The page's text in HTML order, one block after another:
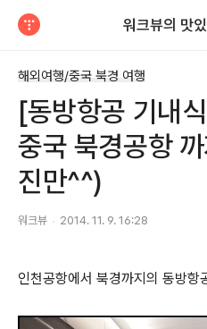
워크뷰의 맛
해외여행/중국 북경 여행
[동방항공 기내
중국 북경공항
진만^^)
워크뷰 2014. 11. 9. 16:28
인천공항에서 북경까지의 동방항